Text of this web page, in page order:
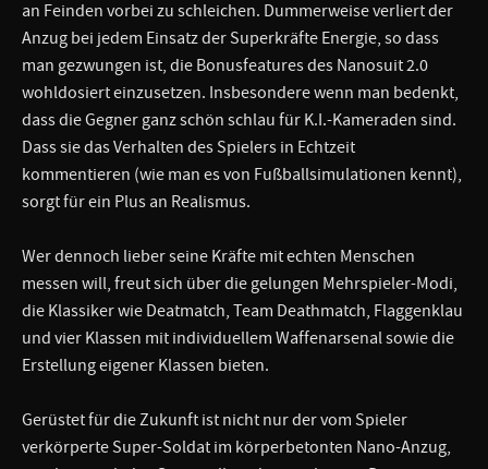
an Feinden vorbei zu schleichen. Dummerweise verliert der
Anzug bei jedem Einsatz der Superkräfte Energie, so dass
man gezwungen ist, die Bonusfeatures des Nanosuit 2.0
wohldosiert einzusetzen. Insbesondere wenn man bedenkt,
dass die Gegner ganz schön schlau für K.I.-Kameraden sind.
Dass sie das Verhalten des Spielers in Echtzeit
kommentieren (wie man es von Fußballsimulationen kennt),
sorgt für ein Plus an Realismus.
Wer dennoch lieber seine Kräfte mit echten Menschen
messen will, freut sich über die gelungen Mehrspieler-Modi,
die Klassiker wie Deatmatch, Team Deathmatch, Flaggenklau
und vier Klassen mit individuellem Waffenarsenal sowie die
Erstellung eigener Klassen bieten.
Gerüstet für die Zukunft ist nicht nur der vom Spieler
verkörperte Super-Soldat im körperbetonten Nano-Anzug,